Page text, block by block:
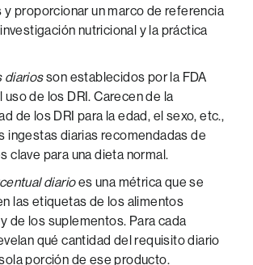
y proporcionar un marco de referencia
nutricional y la práctica
diariosson establecidos por la FDA
uso de los DRI. Carecen de la
de los DRI para la edad, el sexo, etc.,
ingestas diarias recomendadas de
clave para una dieta normal.
diarioes una métrica que se
las etiquetas de los alimentos
de los suplementos. Para cada
qué cantidad del requisito diario
porción de ese producto.